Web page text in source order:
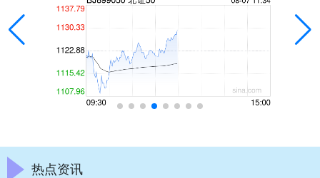
热点资讯